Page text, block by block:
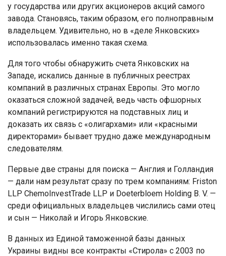
у государства или других акционеров акций самого
завода. Становясь, таким образом, его полноправным
владельцем. Удивительно, но в «деле Янковских»
использовалась именно такая схема.
Для того чтобы обнаружить счета Янковских на
Западе, искались данные в публичных реестрах
компаний в различных странах Европы. Это могло
оказаться сложной задачей, ведь часть офшорных
компаний регистрируются на подставных лиц и
доказать их связь с «олигархами» или «красными
директорами» бывает трудно даже международным
следователям.
Первые две страны для поиска — Англия и Голландия
— дали нам результат сразу по трем компаниям: Fristоn
LLP ChemoInvestTrade LLP и Doeterbloem Holding B. V. —
среди официальных владельцев числились сами отец
и сын — Николай и Игорь Янковские.
В данных из Единой таможенной базы данных
Украины видны все контракты «Стирола» с 2003 по